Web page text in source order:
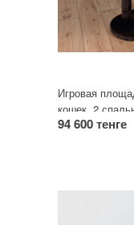
Игровая
кошек. 2
94 600 тенге